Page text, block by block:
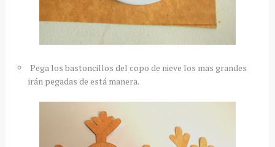
Pega los bastoncillos del copo de nieve los mas grandes
irán pegadas de está manera.